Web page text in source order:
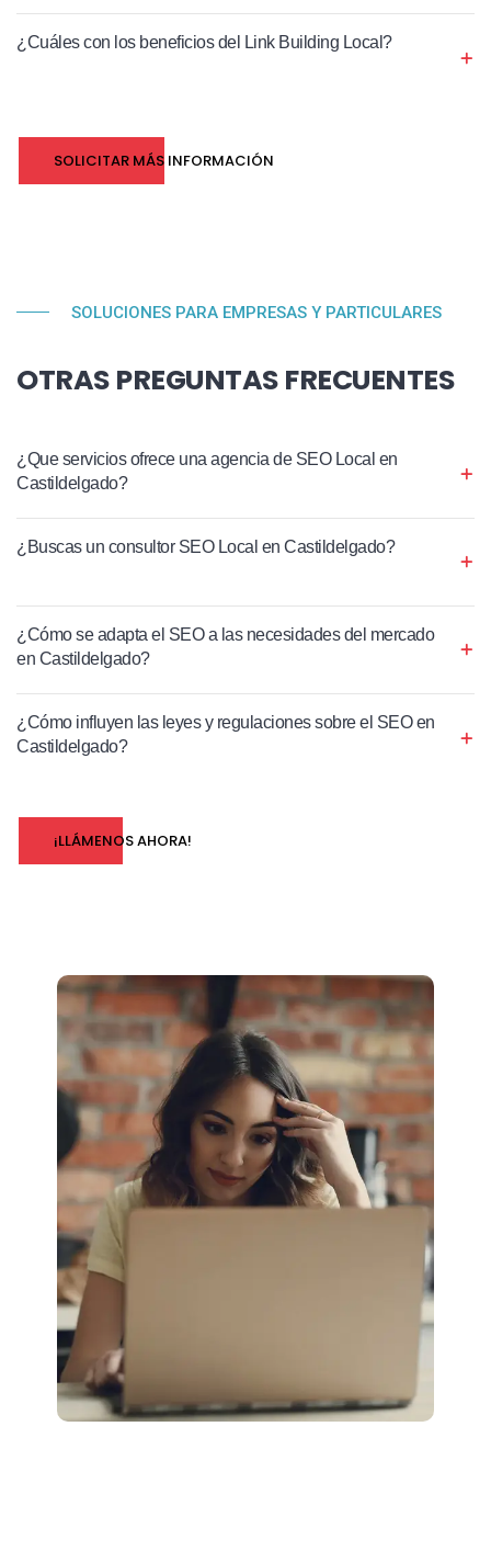
¿Cuáles con los beneficios del Link Building Local?
SOLICITAR MÁS INFORMACIÓN
SOLUCIONES PARA EMPRESAS Y PARTICULARES
OTRAS PREGUNTAS FRECUENTES
¿Que servicios ofrece una agencia de SEO Local en
Castildelgado?
¿Buscas un consultor SEO Local en Castildelgado?
¿Cómo se adapta el SEO a las necesidades del mercado
en Castildelgado?
¿Cómo influyen las leyes y regulaciones sobre el SEO en
Castildelgado?
¡LLÁMENOS AHORA!